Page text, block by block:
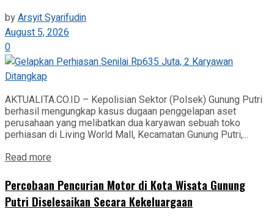
byArsyit Syarifudin
August 5, 2026
0
AKTUALITA.CO.ID – Kepolisian Sektor (Polsek) Gunung Putri
berhasil mengungkap kasus dugaan penggelapan aset
perusahaan yang melibatkan dua karyawan sebuah toko
perhiasan di Living World Mall, Kecamatan Gunung Putri,...
Read more
‎Percobaan Pencurian Motor di Kota Wisata Gunung
Putri Diselesaikan Secara Kekeluargaan